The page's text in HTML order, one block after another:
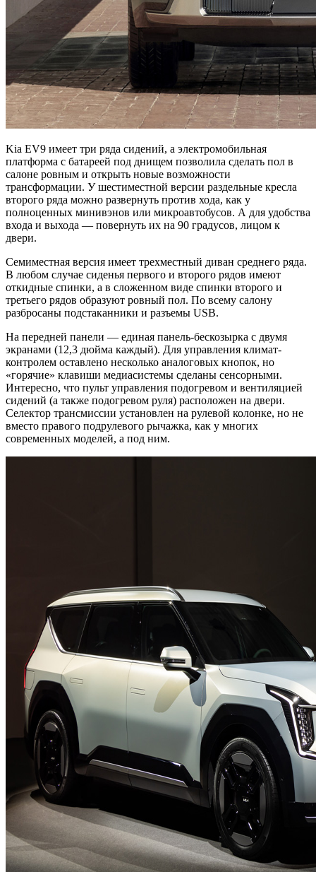
Kia EV9 имеет три ряда сидений, а электромобильная
платформа с батареей под днищем позволила сделать пол в
салоне ровным и открыть новые возможности
трансформации. У шестиместной версии раздельные кресла
второго ряда можно развернуть против хода, как у
полноценных минивэнов или микроавтобусов. А для удобства
входа и выхода — повернуть их на 90 градусов, лицом к
двери.
Семиместная версия имеет трехместный диван среднего ряда.
В любом случае сиденья первого и второго рядов имеют
откидные спинки, а в сложенном виде спинки второго и
третьего рядов образуют ровный пол. По всему салону
разбросаны подстаканники и разъемы USB.
На передней панели — единая панель-бескозырка с двумя
экранами (12,3 дюйма каждый). Для управления климат-
контролем оставлено несколько аналоговых кнопок, но
«горячие» клавиши медиасистемы сделаны сенсорными.
Интересно, что пульт управления подогревом и вентиляцией
сидений (а также подогревом руля) расположен на двери.
Селектор трансмиссии установлен на рулевой колонке, но не
вместо правого подрулевого рычажка, как у многих
современных моделей, а под ним.